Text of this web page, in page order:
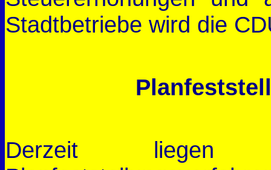
Stadtbetriebe wird die
Derzeit